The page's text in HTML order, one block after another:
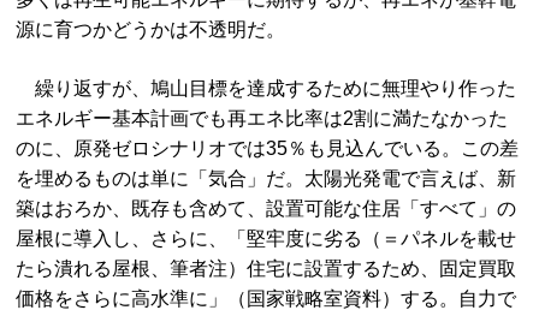
源に育つかどうかは不透明だ。
繰り返すが、鳩山目標を達成するために無理やり作った
エネルギー基本計画でも再エネ比率は2割に満たなかった
のに、原発ゼロシナリオでは35％も見込んでいる。この差
を埋めるものは単に「気合」だ。太陽光発電で言えば、新
築はおろか、既存も含めて、設置可能な住居「すべて」の
屋根に導入し、さらに、「堅牢度に劣る（＝パネルを載せ
たら潰れる屋根、筆者注）住宅に設置するため、固定買取
価格をさらに高水準に」（国家戦略室資料）する。自力で